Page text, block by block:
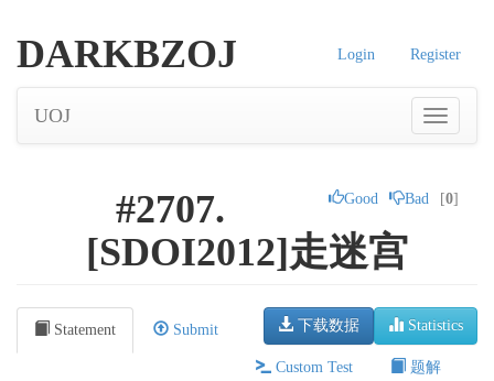
Login Register
DARKBZOJ
UOJ
Good Bad [0]
#2707.
[SDOI2012]走迷宫
Statistics
下载数据
Statement Submit
Custom Test 题解